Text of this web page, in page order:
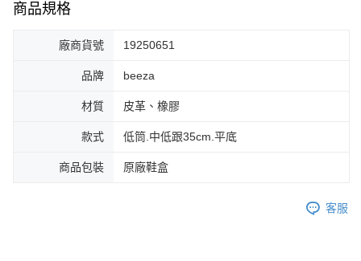
每筆NT$80，滿NT$2,000(含以上)免運費
商品規格
廠商貨號 19250651
品牌 beeza
材質 皮革、橡膠
款式 低筒.中低跟35cm.平底
商品包裝 原廠鞋盒
客服